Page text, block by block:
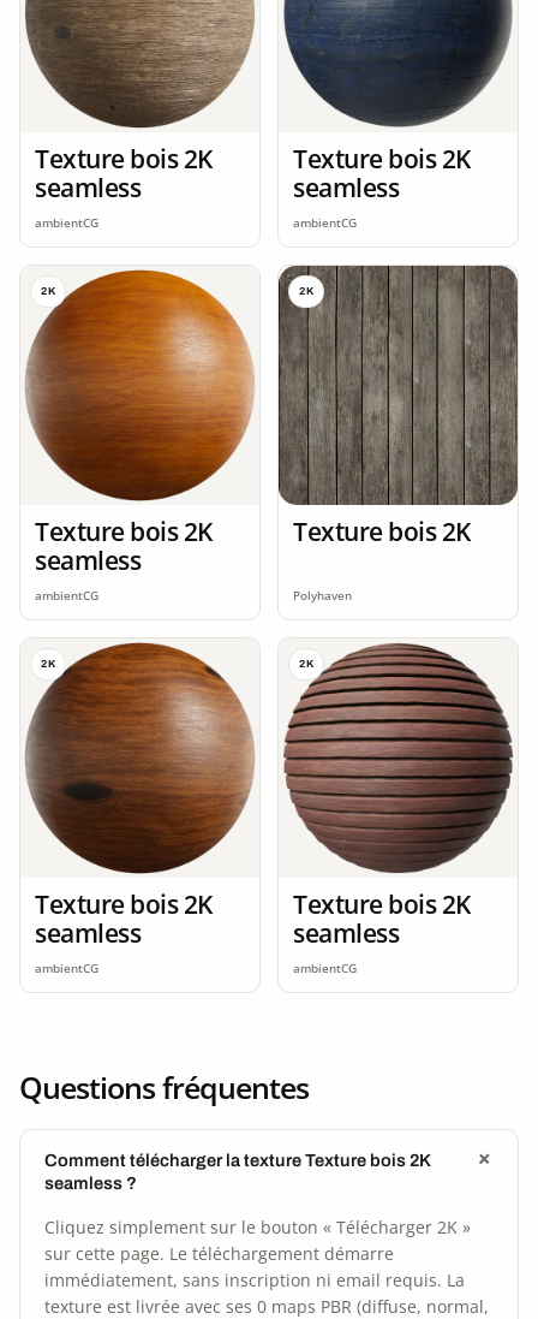
Texture bois 2K
seamless
ambientCG
Texture bois 2K
seamless
ambientCG
2K
Texture bois 2K
seamless
ambientCG
2K
Texture bois 2K
Polyhaven
2K
Texture bois 2K
seamless
ambientCG
2K
Texture bois 2K
seamless
ambientCG
Questions fréquentes
Comment télécharger la texture Texture bois 2K
seamless ?
Cliquez simplement sur le bouton « Télécharger 2K »
sur cette page. Le téléchargement démarre
immédiatement, sans inscription ni email requis. La
texture est livrée avec ses 0 maps PBR (diffuse, normal,